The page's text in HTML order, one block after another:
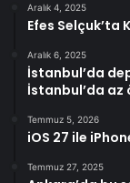
Aralık 4, 2025
Efes Selçuk’ta
Aralık 6, 2025
İstanbul’da
İstanbul’da az
Temmuz 5, 2026
iOS 27 ile
Temmuz 27, 2025